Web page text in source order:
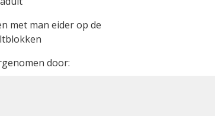
informatie
met man eider op de